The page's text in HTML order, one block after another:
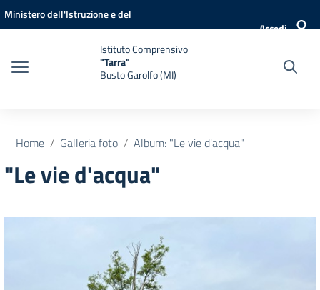
Vai ai contenuti
Vai al menu di navigazione
Vai al footer
Ministero dell'Istruzione e del
Accedi
Istituto Comprensivo
"Tarra"
Busto Garolfo (MI)
Home Galleria foto Album: "Le vie d'acqua"
"Le vie d'acqua"